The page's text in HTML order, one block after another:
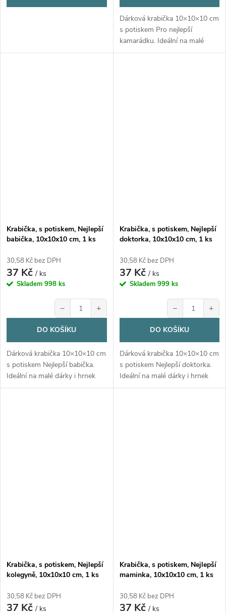
Dárková krabička 10×10×10 cm
s potiskem Pro nejlepší
kamarádku. Ideální na malé
dárky i hrnek 330 ml. Z bílého
Krabička, s potiskem, Nejlepší
babička, 10x10x10 cm, 1 ks
30,58 Kč bez DPH
37 Kč/ ks
Skladem 998 ks
− +
DO KOŠÍKU
Dárková krabička 10×10×10 cm
s potiskem Nejlepší babička.
Ideální na malé dárky i hrnek
330 ml. Z bílého kartonu,
Krabička, s potiskem, Nejlepší
doktorka, 10x10x10 cm, 1 ks
30,58 Kč bez DPH
37 Kč/ ks
Skladem 999 ks
− +
DO KOŠÍKU
Dárková krabička 10×10×10 cm
s potiskem Nejlepší doktorka.
Ideální na malé dárky i hrnek
330 ml. Z bílého kartonu,
Krabička, s potiskem, Nejlepší
kolegyně, 10x10x10 cm, 1 ks
30,58 Kč bez DPH
37 Kč/ ks
Krabička, s potiskem, Nejlepší
maminka, 10x10x10 cm, 1 ks
30,58 Kč bez DPH
37 Kč/ ks